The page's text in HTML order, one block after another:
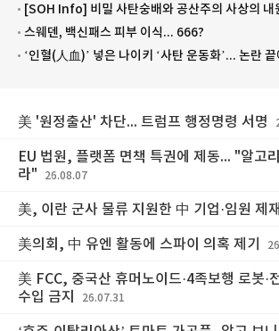
[SOH Info] 비밀 사탄숭배와 공산주의 사상의 내
스웨덴, 백신패스 피부 이식... 666?
‘인혈(人血)’ 넣은 나이키 ‘사탄 운동화’... 논란
美 '원정출산' 차단... 트럼프 행정명령 서명
EU 법원, 플랫폼 면책 특권에 제동... "알고
라"
26.08.07
美, 이란 군사 물류 지원한 中 기업·임원 제재
美의회, 中 유엔 활동에 스파이 의혹 제기
美 FCC, 중국산 휴머노이드·4족보행 로봇·
수입 금지
26.07.31